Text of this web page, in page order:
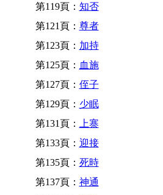
第119頁： 知否
第121頁： 尊者
第123頁： 加持
第125頁： 血施
第127頁： 侄子
第129頁： 少眠
第131頁：
上寨
第133頁： 迎接
第135頁： 死時
第137頁： 神通